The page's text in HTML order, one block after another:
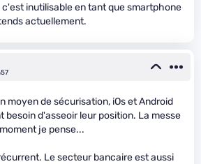
inutilisable en tant que smartphone
actuellement.
moyen de sécurisation, iOs et Android
besoin d'asseoir leur position. La messe
je pense...
Le secteur bancaire est aussi